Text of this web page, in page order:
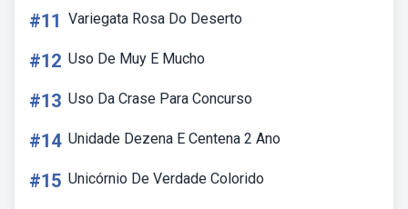
#11 Variegata Rosa Do Deserto
#12 Uso De Muy E Mucho
#13 Uso Da Crase Para Concurso
#14 Unidade Dezena E Centena 2 Ano
#15 Unicórnio De Verdade Colorido